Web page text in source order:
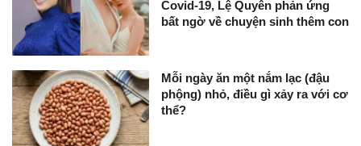
Covid-19, Lệ Quyên phản ứng
bất ngờ về chuyện sinh thêm con
Mỗi ngày ăn một nắm lạc (đậu
phộng) nhỏ, điều gì xảy ra với cơ
thể?